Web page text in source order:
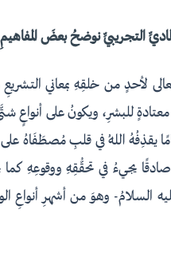
التجريبيِّ نوضحُ بعضَ
لأحدٍ من خلقِهِ بمعاني
للبشرِ، ويكونُ على أنواعٍ
يقذِفُهُ اللهُ في قلبِ مُصطَفَاهُ
يجيءُ في تحقُّقِهِ ووقوعِهِ
السلامُ- وهوَ من أشهرِ أنواعِ